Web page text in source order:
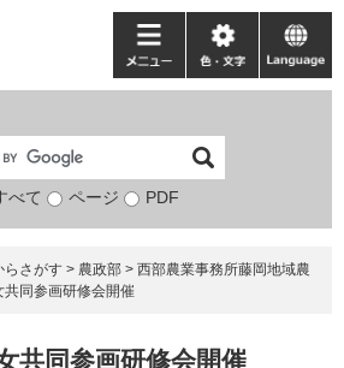
検
象
べて ページ PDF
メ
ニ
ー
色・
文
language
らさがす > 農政部 > 西部農業事務所藤岡地域農
共同参画研修会開催
共同参画研修会開催